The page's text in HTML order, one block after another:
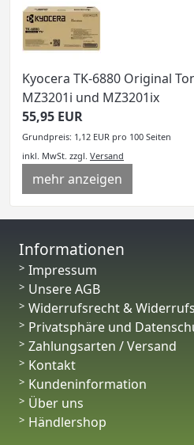
Kyocera TK-6880 Original
MZ3201i und MZ3201ix
55,95 EUR
Grundpreis: 1,12 EUR pro 100 Seiten
inkl. MwSt. zzgl. Versand
mehr anzeigen
Informationen
Impressum
Unsere AGB
Widerrufsrecht &
Privatsphäre und
Zahlungsarten / Versand
Kontakt
Kundeninformation
Über uns
Händlershop